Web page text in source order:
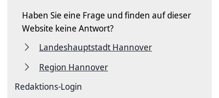
Haben Sie eine Frage und finden auf dieser
Website keine Antwort?
Landeshauptstadt Hannover
Region Hannover
Redaktions-Login